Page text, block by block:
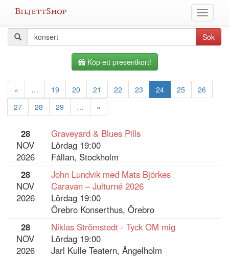
Växla
meny
Alla
evenemang
Sök
Köp ett presentkort!
« … 19 20 21 22 23 24 25
26
27
28 29 … »
28
NOV
2026
Graveyard & Blues Pills
Lördag 19:00
Fållan, Stockholm
28
NOV
2026
John Lundvik med Mats Björkes
Caravan – Julturné 2026
Lördag 19:00
Örebro Konserthus, Örebro
28
NOV
2026
Niklas Strömstedt - Tyck OM mig
Lördag 19:00
Jarl Kulle Teatern, Ängelholm